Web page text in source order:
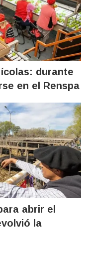
durante
en el Renspa
abrir el
la